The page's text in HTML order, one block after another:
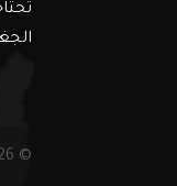
© 2026